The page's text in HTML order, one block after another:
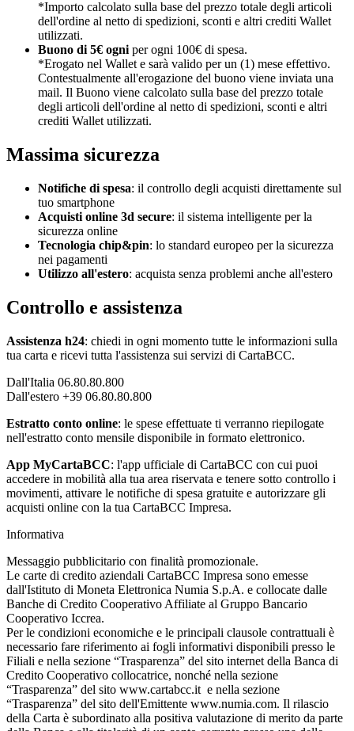
*Importo calcolato sulla base del prezzo totale degli articoli
dell'ordine al netto di spedizioni, sconti e altri crediti Wallet
utilizzati.
Buono di 5€ ogniper ogni 100€ di spesa.
*Erogato nel Wallet e sarà valido per un (1) mese effettivo.
Contestualmente all'erogazione del buono viene inviata una
mail. Il Buono viene calcolato sulla base del prezzo totale
degli articoli dell'ordine al netto di spedizioni, sconti e altri
crediti Wallet utilizzati.
Massima sicurezza
Notifiche di spesa: il controllo degli acquisti direttamente sul
tuo smartphone
Acquisti online 3d secure: il sistema intelligente per la
sicurezza online
Tecnologia chip&pin: lo standard europeo per la sicurezza
nei pagamenti
Utilizzo all'estero: acquista senza problemi anche all'estero
Controllo e assistenza
Assistenza h24: chiedi in ogni momento tutte le informazioni sulla
tua carta e ricevi tutta l'assistenza sui servizi di CartaBCC.
Dall'Italia 06.80.80.800
Dall'estero +39 06.80.80.800
Estratto conto online: le spese effettuate ti verranno riepilogate
nell'estratto conto mensile disponibile in formato elettronico.
App MyCartaBCC: l'app ufficiale di CartaBCC con cui puoi
accedere in mobilità alla tua area riservata e tenere sotto controllo i
movimenti, attivare le notifiche di spesa gratuite e autorizzare gli
acquisti online con la tua CartaBCC Impresa.
Informativa
Messaggio pubblicitario con finalità promozionale.
Le carte di credito aziendali CartaBCC Impresa sono emesse
dall'Istituto di Moneta Elettronica Numia S.p.A. e collocate dalle
Banche di Credito Cooperativo Affiliate al Gruppo Bancario
Cooperativo Iccrea.
Per le condizioni economiche e le principali clausole contrattuali è
necessario fare riferimento ai fogli informativi disponibili presso le
Filiali e nella sezione “Trasparenza” del sito internet della Banca di
Credito Cooperativo collocatrice, nonché nella sezione
“Trasparenza” del sito www.cartabcc.it e nella sezione
“Trasparenza” del sito dell'Emittente www.numia.com. Il rilascio
della Carta è subordinato alla positiva valutazione di merito da parte